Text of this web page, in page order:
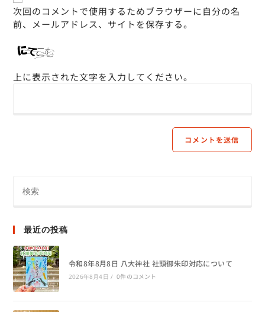
次回のコメントで使用するためブラウザーに自分の名
前、メールアドレス、サイトを保存する。
上に表示された文字を入力してください。
最近の投稿
令和8年8月8日 八大神社 社頭御朱印対応について
2026年8月4日 / 0件のコメント